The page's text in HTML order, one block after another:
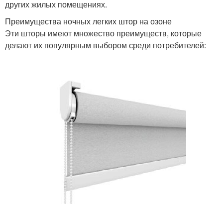
других жилых помещениях.
Преимущества ночных легких штор на озоне
Эти шторы имеют множество преимуществ, которые
делают их популярным выбором среди потребителей: